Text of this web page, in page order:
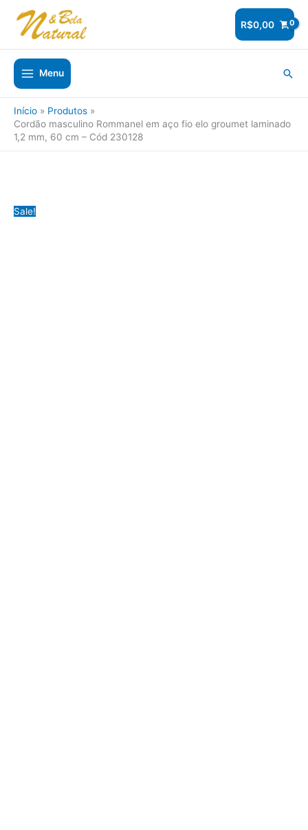
para
conteúdo
R$0,00
Menu
Início
Produtos
Cordão masculino Rommanel em aço fio elo groumet laminado
1,2 mm, 60 cm – Cód 230128
Sale!